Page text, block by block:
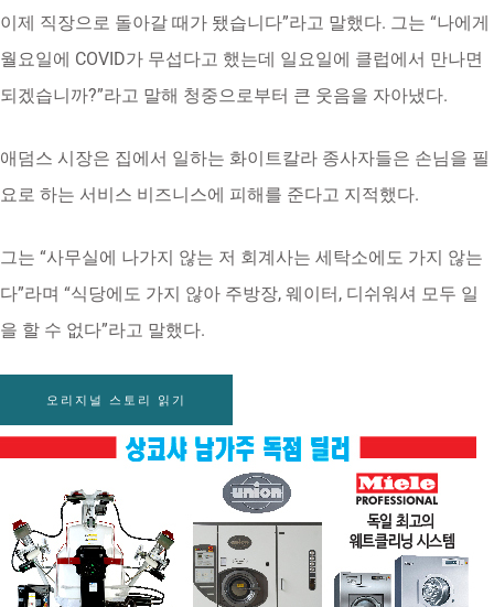
이제 직장으로 돌아갈 때가 됐습니다”라고 말했다. 그는 “나에게
월요일에 COVID가 무섭다고 했는데 일요일에 클럽에서 만나면
되겠습니까?”라고 말해 청중으로부터 큰 웃음을 자아냈다.
애덤스 시장은 집에서 일하는 화이트칼라 종사자들은 손님을 필
요로 하는 서비스 비즈니스에 피해를 준다고 지적했다.
그는 “사무실에 나가지 않는 저 회계사는 세탁소에도 가지 않는
다”라며 “식당에도 가지 않아 주방장, 웨이터, 디쉬워셔 모두 일
을 할 수 없다”라고 말했다.
오리지널 스토리 읽기